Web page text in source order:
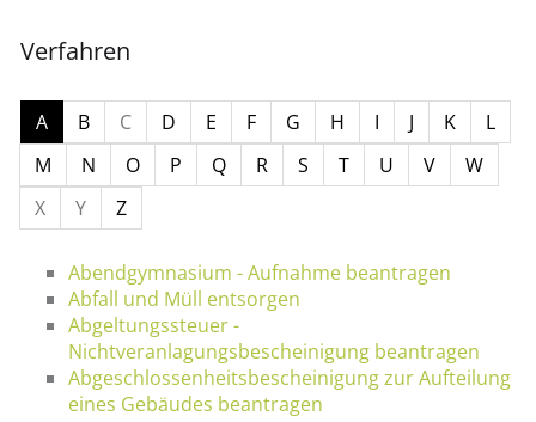
Verfahren
A B C D E F G H I J K
L
M
N O P Q R S T U V
W
X
Y Z
Abendgymnasium - Aufnahme beantragen
Abfall und Müll entsorgen
Abgeltungssteuer -
Nichtveranlagungsbescheinigung beantragen
Abgeschlossenheitsbescheinigung zur Aufteilung
eines Gebäudes beantragen